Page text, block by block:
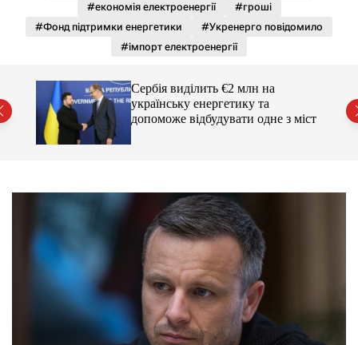
а
р
#економія електроенергії
#гроші
#Фонд підтримки енергетики
#Укренерго повідомило
#імпорт електроенергії
Сербія виділить €2 млн на
українську енергетику та
допоможе відбудувати одне з міст